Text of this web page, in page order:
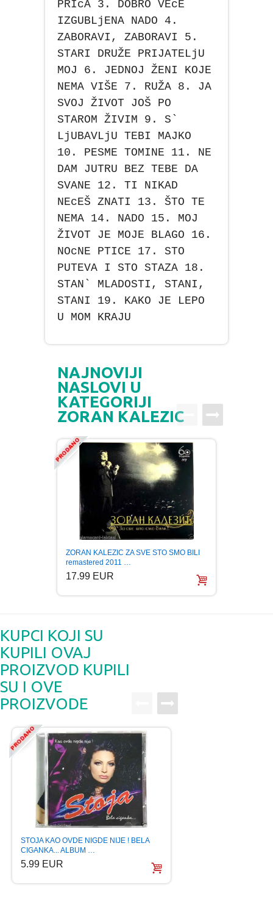
PRIcA 3. DOBRO VEcE
IZGUBLjENA NADO 4.
ZABORAVI, ZABORAVI 5.
STARI DRUŽE PRIJATELjU
MOJ 6. JEDNOJ ŽENI KOJE
NEMA VIŠE 7. RUŽA 8. JA
SVOJ ŽIVOT JOŠ PO
STAROM ŽIVIM 9. S`
LjUBAVLjU TEBI MAJKO
10. PESME TOMINE 11. NE
DAM JUTRU BEZ TEBE DA
SVANE 12. TI NIKAD
NEcEŠ ZNATI 13. ŠTO TE
NEMA 14. NADO 15. MOJ
ŽIVOT JE MOJE BLAGO 16.
NOcNE PTICE 17. STO
PUTEVA I STO STAZA 18.
STAN` MLADOSTI, STANI,
STANI 19. KAKO JE LEPO
U MOM KRAJU
NAJNOVIJI
NASLOVI U
KATEGORIJI
ZORAN KALEZIC
ZORAN KALEZIC ZA SVE STO SMO BILI
remastered 2011 …
17.99 EUR
KUPCI KOJI SU
KUPILI OVAJ
PROIZVOD KUPILI
SU I OVE
PROIZVODE
STOJA KAO OVDE NIGDE NIJE ! BELA
CIGANKA... ALBUM …
5.99 EUR